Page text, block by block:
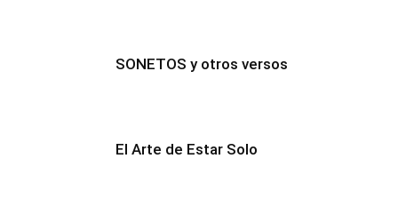
SONETOS y otros versos
El Arte de Estar Solo